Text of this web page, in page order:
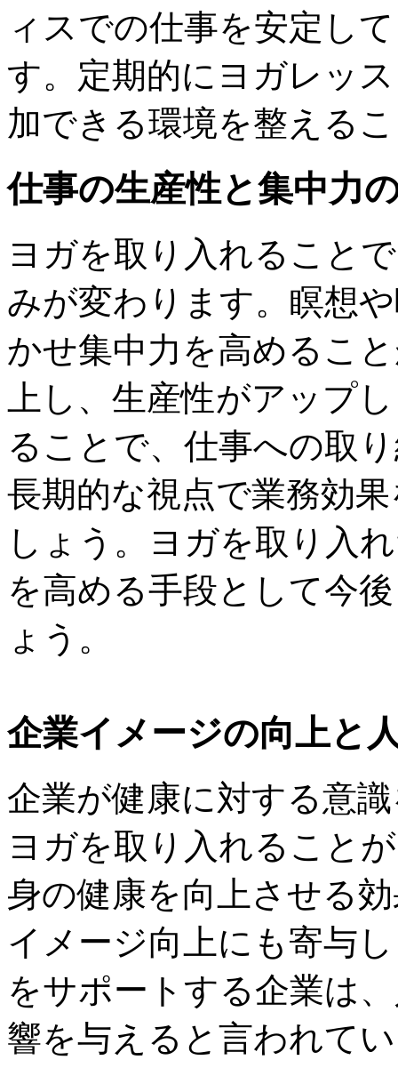
ィスでの仕事を安定し
す。定期的にヨガレッ
加できる環境を整える
仕事の生産性と集中力
ヨガを取り入れること
みが変わります。瞑想
かせ集中力を高めるこ
上し、生産性がアップ
ることで、仕事への取
長期的な視点で業務効
しょう。ヨガを取り入
を高める手段として今
ょう。
企業イメージの向上と
企業が健康に対する意
ヨガを取り入れること
身の健康を向上させる
イメージ向上にも寄与
をサポートする企業は
響を与えると言われて